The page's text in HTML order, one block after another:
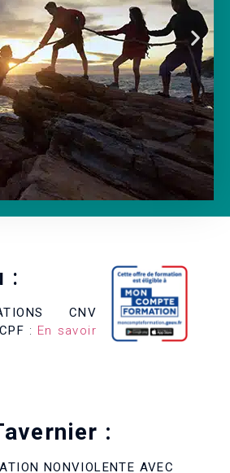
de
:
CNV
: En savoir
:
NONVIOLENTE AVEC